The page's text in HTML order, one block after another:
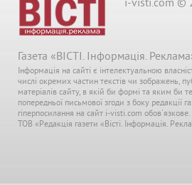
i-visti.com ©
Газета «ВІСТІ. Інформація.
Інформація на сайті є інтелектуальною
числі окремих частин текстів чи зображень,
матеріалів сайту, в якій би формі та яким би
попередньої письмової згоди з боку редакції
гіперпосилання на сайт i-visti.com
ТОВ «Редакція газети «Вісті. Інформація.